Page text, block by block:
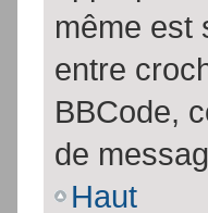
même est
entre
BBCode,
de
Haut